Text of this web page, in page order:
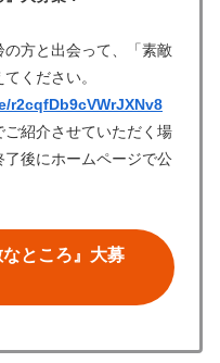
方と出会って、「素敵
ください。
r2cqfDb9cVWrJXNv8
紹介させていただく場
後にホームページで公
なところ』大募